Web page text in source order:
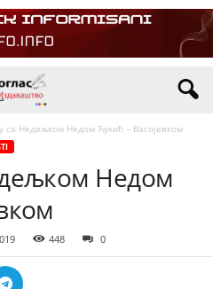
са Недељком Недом Ћукић – Васојевком
Недом
448 0